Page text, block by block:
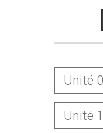
Unité 0
Unité 1